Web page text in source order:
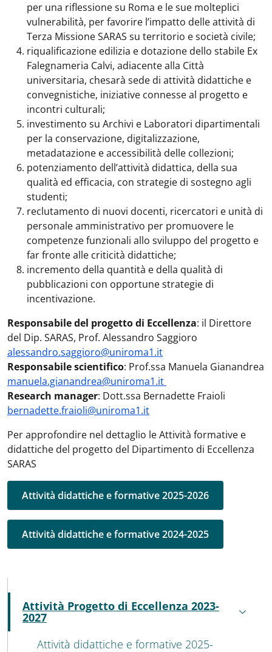
per una riflessione su Roma e le sue molteplici
vulnerabilità, per favorire l’impatto delle attività di
Terza Missione SARAS su territorio e società civile;
riqualificazione edilizia e dotazione dello stabile Ex
Falegnameria Calvi, adiacente alla Città
universitaria, chesarà sede di attività didattiche e
convegnistiche, iniziative connesse al progetto e
incontri culturali;
investimento su Archivi e Laboratori dipartimentali
per la conservazione, digitalizzazione,
metadatazione e accessibilità delle collezioni;
potenziamento dell’attività didattica, della sua
qualità ed efficacia, con strategie di sostegno agli
studenti;
reclutamento di nuovi docenti, ricercatori e unità di
personale amministrativo per promuovere le
competenze funzionali allo sviluppo del progetto e
far fronte alle criticità didattiche;
incremento della quantità e della qualità di
pubblicazioni con opportune strategie di
incentivazione.
Responsabile del progetto di Eccellenza: il Direttore
del Dip. SARAS, Prof. Alessandro Saggioro
alessandro.saggioro@uniroma1.it
Responsabile scientifico: Prof.ssa Manuela Gianandrea
manuela.gianandrea@uniroma1.it
Research manager: Dott.ssa Bernadette Fraioli
bernadette.fraioli@uniroma1.it
Per approfondire nel dettaglio le Attività formative e
didattiche del progetto del Dipartimento di Eccellenza
SARAS
Attività didattiche e formative 2025-2026
Attività didattiche e formative 2024-2025
MENU CEV SECOND NAVIGATION
Attività Progetto di Eccellenza 2023-
2027
Attivo
Attività didattiche e formative 2025-